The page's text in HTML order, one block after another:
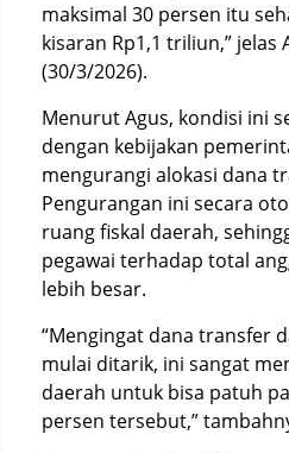
maksimal 30 persen itu
kisaran Rp1,1 triliun,” jelas
(30/3/2026).
Menurut Agus, kondisi ini
dengan kebijakan
mengurangi alokasi dana
Pengurangan ini secara
ruang fiskal daerah,
pegawai terhadap total
lebih besar.
“Mengingat dana transfer
mulai ditarik, ini sangat
daerah untuk bisa patuh
persen tersebut,”